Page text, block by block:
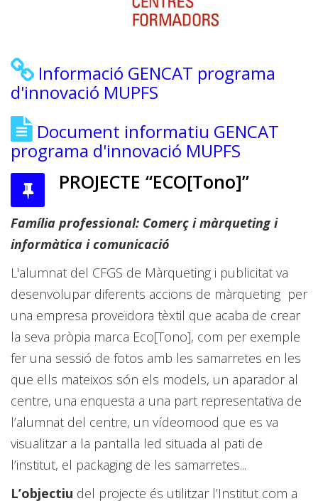
Informació GENCAT programa
d'innovació MUPFS
Document informatiu GENCAT
programa d'innovació MUPFS
PROJECTE “ECO[Tono]”
Família professional: Comerç i màrqueting i
informàtica i comunicació
L'alumnat del CFGS de Màrqueting i publicitat va
desenvolupar diferents accions de màrqueting per
una empresa proveïdora tèxtil que acaba de crear
la seva pròpia marca Eco[Tono], com per exemple
fer una sessió de fotos amb les samarretes en les
que ells mateixos són els models, un aparador al
centre, una enquesta a una part representativa de
l’alumnat del centre, un vídeomood que es va
visualitzar a la pantalla led situada al pati de
l’institut, el packaging de les samarretes...
L’objectiu del projecte és utilitzar l’Institut com a